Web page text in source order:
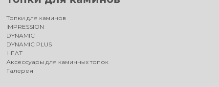
Топки для каминов
IMPRESSION
DYNAMIC
DYNAMIC PLUS
HEAT
Аксессуары для каминных топок
Галерея